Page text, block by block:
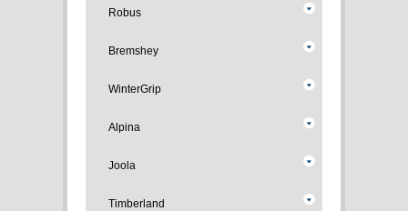
Robus
Bremshey
WinterGrip
Alpina
Joola
Timberland